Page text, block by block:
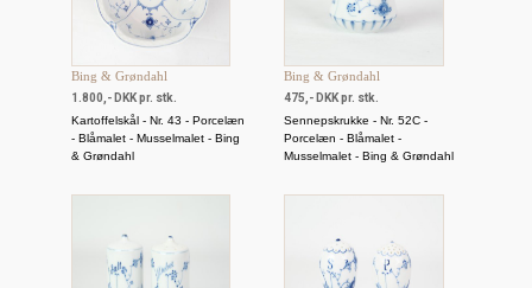
Bing & Grøndahl
1.800,- DKK pr. stk.
Kartoffelskål - Nr. 43 - Porcelæn
- Blåmalet - Musselmalet - Bing
& Grøndahl
Bing & Grøndahl
475,- DKK pr. stk.
Sennepskrukke - Nr. 52C -
Porcelæn - Blåmalet -
Musselmalet - Bing & Grøndahl